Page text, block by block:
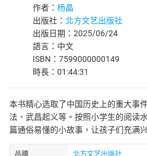
作者： 杨晶
出版社： 北方文艺出版社
出版日期：2025/06/24
語言：中文
ISBN：7599000000149
時長：01:44:31
本书精心选取了中国历史上的重大事
法、武昌起义等。按照小学生的阅读
篇通俗易懂的小故事，让孩子们充满
品牌 北方文艺出版社